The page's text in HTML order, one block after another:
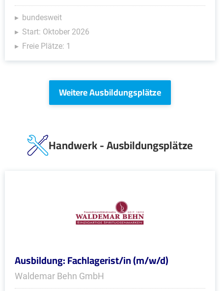
bundesweit
Start: Oktober 2026
Freie Plätze: 1
Weitere Ausbildungsplätze
Handwerk - Ausbildungsplätze
Ausbildung: Fachlagerist/in (m/w/d)
Waldemar Behn GmbH